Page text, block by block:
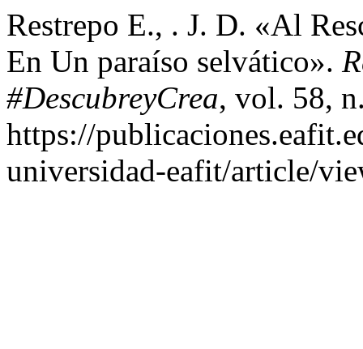
Restrepo E., . J. D. «Al
En Un paraíso selvático».
#DescubreyCrea, vol. 58,
https://
universidad-eafit/article/